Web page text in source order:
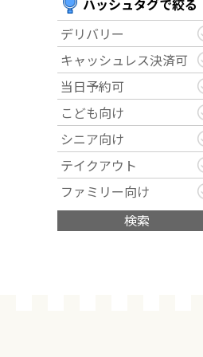
ハッシュタグで絞る
デリバリー
キャッシュレス決済可
当日予約可
こども向け
シニア向け
テイクアウト
ファミリー向け
検索